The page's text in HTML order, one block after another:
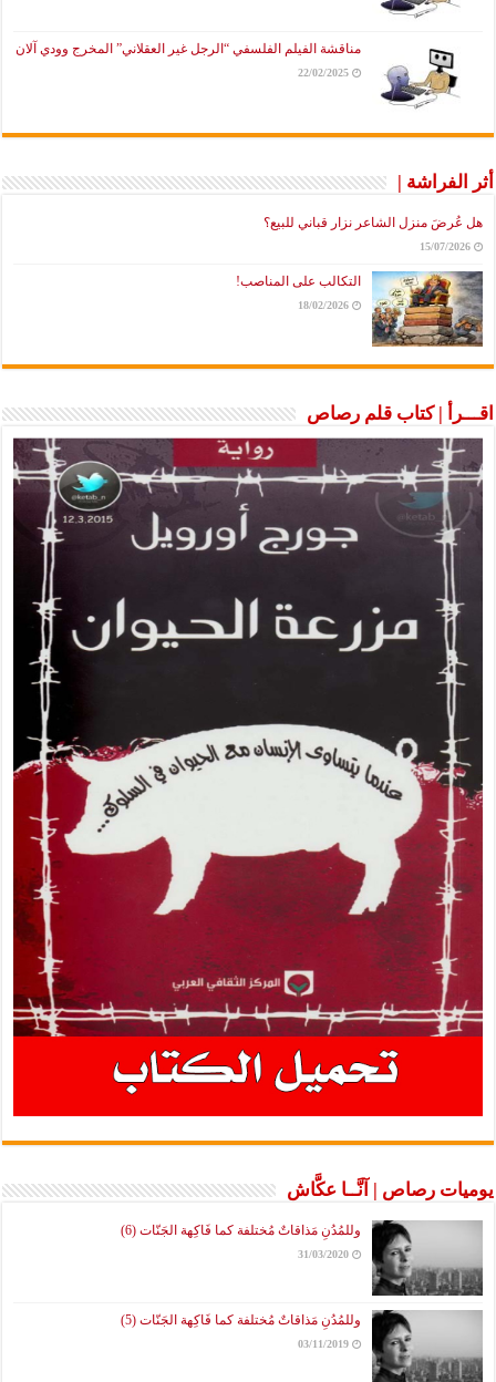
مناقشة الفيلم الفلسفي “الرجل غير العقلاني” المخرج وودي آلان
22/02/2025
أثر الفراشة |
هل عُرضَ منزل الشاعر نزار قباني للبيع؟
15/07/2026
التكالب على المناصب!
18/02/2026
اقـــرأ | كتاب قلم رصاص
يوميات رصاص | آنَّــا عكَّاش
وللمُدُنِ مَذاقاتٌ مُختلفة كما فَاكِهة الجَنّات (6)
31/03/2020
وللمُدُنِ مَذاقاتٌ مُختلفة كما فَاكِهة الجَنّات (5)
03/11/2019